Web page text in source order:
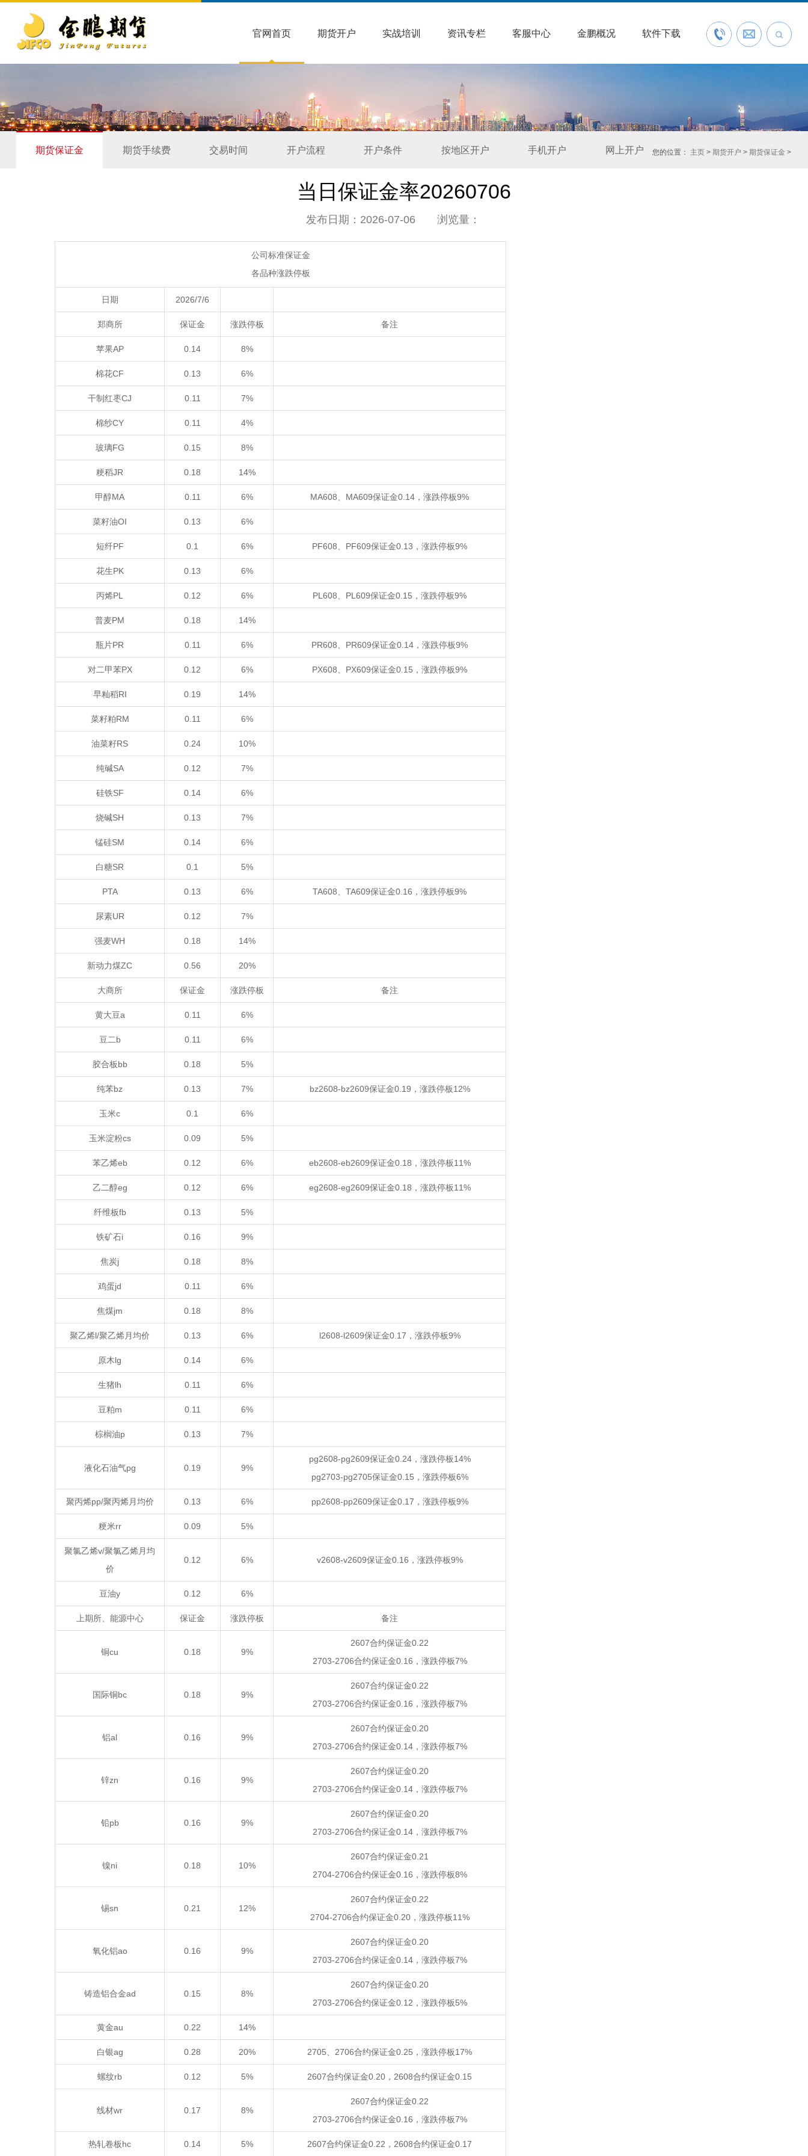
联系我们预约开户
官网首页 期货开户 实战培训 资讯专栏 客服中心 金鹏概况 软件下载
期货保证金 期货手续费 交易时间 开户流程 开户条件 按地区开户 手机开户 网上开户 您的位置： 主页 >期货开户 >期货保证金 >
当日保证金率20260706
发布日期：2026-07-06 浏览量：
公司标准保证金
各品种涨跌停板
日期 2026/7/6
郑商所 保证金 涨跌停板 备注
苹果AP 0.14 8%
棉花CF 0.13 6%
干制红枣CJ 0.11 7%
棉纱CY 0.11 4%
玻璃FG 0.15 8%
粳稻JR 0.18 14%
甲醇MA 0.11 6% MA608、MA609保证金0.14，涨跌停板9%
菜籽油OI 0.13 6%
短纤PF 0.1 6% PF608、PF609保证金0.13，涨跌停板9%
花生PK 0.13 6%
丙烯PL 0.12 6% PL608、PL609保证金0.15，涨跌停板9%
普麦PM 0.18 14%
瓶片PR 0.11 6% PR608、PR609保证金0.14，涨跌停板9%
对二甲苯PX 0.12 6% PX608、PX609保证金0.15，涨跌停板9%
早籼稻RI 0.19 14%
菜籽粕RM 0.11 6%
油菜籽RS 0.24 10%
纯碱SA 0.12 7%
硅铁SF 0.14 6%
烧碱SH 0.13 7%
锰硅SM 0.14 6%
白糖SR 0.1 5%
PTA 0.13 6% TA608、TA609保证金0.16，涨跌停板9%
尿素UR 0.12 7%
强麦WH 0.18 14%
新动力煤ZC 0.56 20%
大商所 保证金 涨跌停板 备注
黄大豆a 0.11 6%
豆二b 0.11 6%
胶合板bb 0.18 5%
纯苯bz 0.13 7% bz2608-bz2609保证金0.19，涨跌停板12%
玉米c 0.1 6%
玉米淀粉cs 0.09 5%
苯乙烯eb 0.12 6% eb2608-eb2609保证金0.18，涨跌停板11%
乙二醇eg 0.12 6% eg2608-eg2609保证金0.18，涨跌停板11%
纤维板fb 0.13 5%
铁矿石i 0.16 9%
焦炭j 0.18 8%
鸡蛋jd 0.11 6%
焦煤jm 0.18 8%
聚乙烯l/聚乙烯月均价 0.13 6% l2608-l2609保证金0.17，涨跌停板9%
原木lg 0.14 6%
生猪lh 0.11 6%
豆粕m 0.11 6%
棕榈油p 0.13 7%
液化石油气pg 0.19 9%
pg2608-pg2609保证金0.24，涨跌停板14%
pg2703-pg2705保证金0.15，涨跌停板6%
聚丙烯pp/聚丙烯月均价 0.13 6% pp2608-pp2609保证金0.17，涨跌停板9%
粳米rr 0.09 5%
聚氯乙烯v/聚氯乙烯月均
价
0.12 6% v2608-v2609保证金0.16，涨跌停板9%
豆油y 0.12 6%
上期所、能源中心 保证金 涨跌停板 备注
铜cu 0.18 9%
2607合约保证金0.22
2703-2706合约保证金0.16，涨跌停板7%
国际铜bc 0.18 9%
2607合约保证金0.22
2703-2706合约保证金0.16，涨跌停板7%
铝al 0.16 9%
2607合约保证金0.20
2703-2706合约保证金0.14，涨跌停板7%
锌zn 0.16 9%
2607合约保证金0.20
2703-2706合约保证金0.14，涨跌停板7%
铅pb 0.16 9%
2607合约保证金0.20
2703-2706合约保证金0.14，涨跌停板7%
镍ni 0.18 10%
2607合约保证金0.21
2704-2706合约保证金0.16，涨跌停板8%
锡sn 0.21 12%
2607合约保证金0.22
2704-2706合约保证金0.20，涨跌停板11%
氧化铝ao 0.16 9%
2607合约保证金0.20
2703-2706合约保证金0.14，涨跌停板7%
铸造铝合金ad 0.15 8%
2607合约保证金0.20
2703-2706合约保证金0.12，涨跌停板5%
黄金au 0.22 14%
白银ag 0.28 20% 2705、2706合约保证金0.25，涨跌停板17%
螺纹rb 0.12 5% 2607合约保证金0.20，2608合约保证金0.15
线材wr 0.17 8%
2607合约保证金0.22
2703-2706合约保证金0.16，涨跌停板7%
热轧卷板hc 0.14 5% 2607合约保证金0.22，2608合约保证金0.17